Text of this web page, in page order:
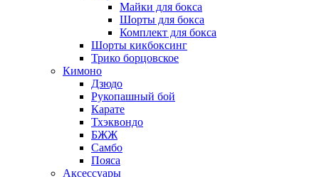
Майки для бокса
Шорты для бокса
Комплект для бокса
Шорты кикбоксинг
Трико борцовское
Кимоно
Дзюдо
Рукопашный бой
Карате
Тхэквондо
БЖЖ
Самбо
Пояса
Аксессуары